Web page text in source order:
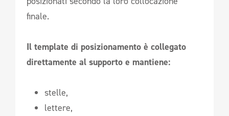
finale.
Il template di posizionamento è collegato
direttamente al supporto e mantiene:
stelle,
lettere,